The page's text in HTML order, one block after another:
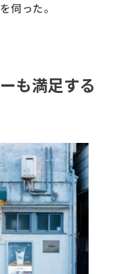
伺った。
も満足する